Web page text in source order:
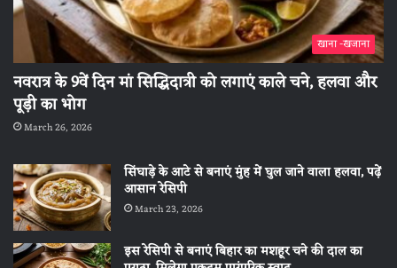
खाना -खजाना
नवरात्र के 9वें दिन मां सिद्धिदात्री को लगाएं काले चने, हलवा और
पूड़ी का भोग
March 26, 2026
सिंघाड़े के आटे से बनाएं मुंह में घुल जाने वाला हलवा, पढ़ें
आसान रेसिपी
March 23, 2026
इस रेसिपी से बनाएं बिहार का मशहूर चने की दाल का